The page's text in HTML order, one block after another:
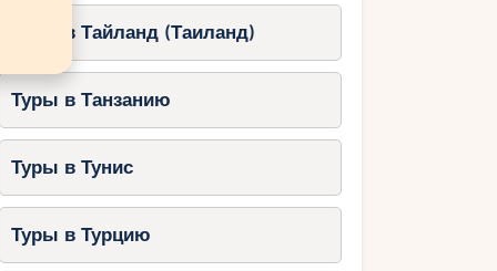
Туры в Тайланд (Таиланд)
Туры в Танзанию
Туры в Тунис
Туры в Турцию